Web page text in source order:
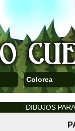
Colorea
DIBUJOS